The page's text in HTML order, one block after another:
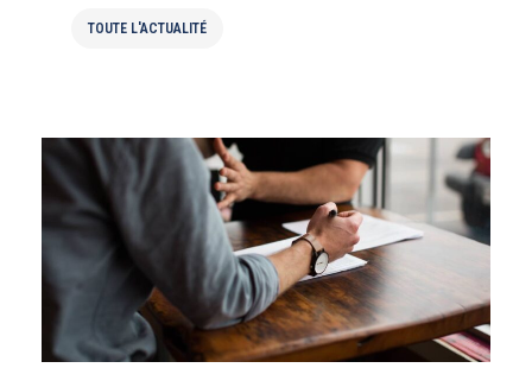
TOUTE L'ACTUALITÉ